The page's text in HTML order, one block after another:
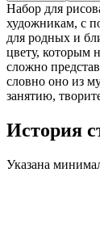
Набор для
художникам, с
для родных и
цвету, которым
сложно
словно оно из
занятию,
История
Указана